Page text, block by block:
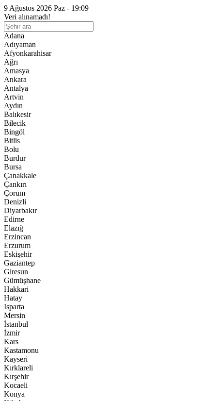
9 Ağustos 2026 Paz - 19:09
Veri alınamadı!
Adana
Adıyaman
Afyonkarahisar
Ağrı
Amasya
Ankara
Antalya
Artvin
Aydın
Balıkesir
Bilecik
Bingöl
Bitlis
Bolu
Burdur
Bursa
Çanakkale
Çankırı
Çorum
Denizli
Diyarbakır
Edirne
Elazığ
Erzincan
Erzurum
Eskişehir
Gaziantep
Giresun
Gümüşhane
Hakkari
Hatay
Isparta
Mersin
İstanbul
İzmir
Kars
Kastamonu
Kayseri
Kırklareli
Kırşehir
Kocaeli
Konya